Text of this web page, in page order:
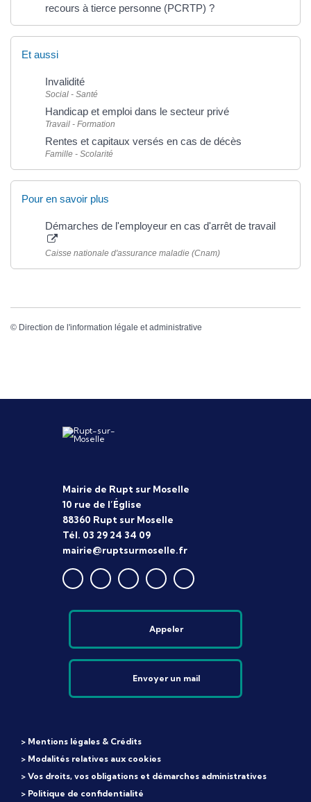
recours à tierce personne (PCRTP) ?
Et aussi
Invalidité
Social - Santé
Handicap et emploi dans le secteur privé
Travail - Formation
Rentes et capitaux versés en cas de décès
Famille - Scolarité
Pour en savoir plus
Démarches de l'employeur en cas d'arrêt de travail
Caisse nationale d'assurance maladie (Cnam)
© Direction de l'information légale et administrative
Mairie de Rupt sur Moselle
10 rue de l’Église
88360 Rupt sur Moselle
Tél. 03 29 24 34 09
mairie@ruptsurmoselle.fr
Appeler
Envoyer un mail
> Mentions légales & Crédits
> Modalités relatives aux cookies
> Vos droits, vos obligations et démarches administratives
> Politique de confidentialité